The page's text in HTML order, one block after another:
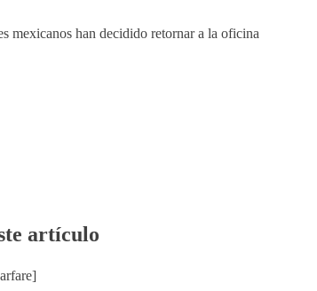
mexicanos han decidido retornar a la oficina
artículo